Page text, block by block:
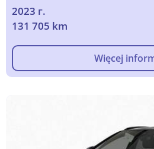
2023 г.
131 705 km
Więcej